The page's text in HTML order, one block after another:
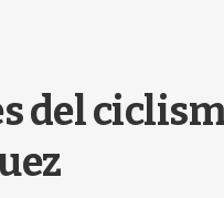
del